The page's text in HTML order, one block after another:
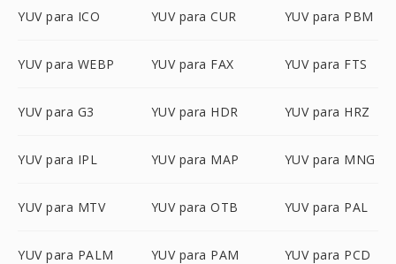
YUV para ICO YUV para CUR YUV para PBM
YUV para WEBP YUV para FAX YUV para FTS
YUV para G3 YUV para HDR YUV para HRZ
YUV para IPL YUV para MAP YUV para MNG
YUV para MTV YUV para OTB YUV para PAL
YUV para PALM YUV para PAM YUV para PCD